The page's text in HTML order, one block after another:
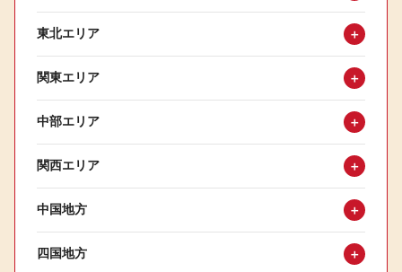
東北エリア ＋
関東エリア ＋
中部エリア ＋
関西エリア ＋
中国地方 ＋
四国地方 ＋